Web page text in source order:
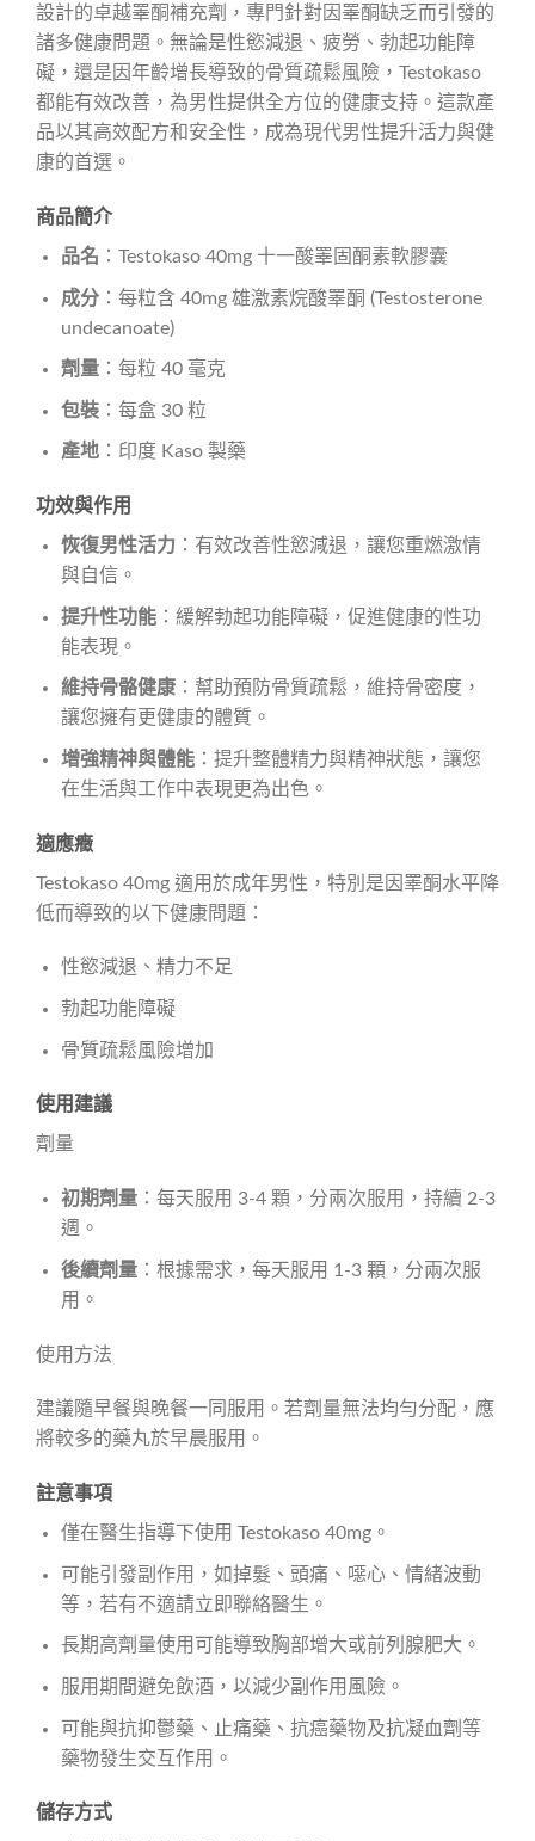
設計的卓越睪酮補充劑，專門針對因睪酮缺乏而引發的
諸多健康問題。無論是性慾減退、疲勞、勃起功能障
礙，還是因年齡增長導致的骨質疏鬆風險，Testokaso
都能有效改善，為男性提供全方位的健康支持。這款產
品以其高效配方和安全性，成為現代男性提升活力與健
康的首選。
商品簡介
品名 ：Testokaso 40mg 十一酸睪固酮素軟膠囊
成分：每粒含 40mg 雄激素烷酸睪酮 (Testosterone
undecanoate)
劑量：每粒 40 毫克
包裝：每盒 30 粒
產地：印度 Kaso 製藥
功效與作用
恢復男性活力 ：有效改善性慾減退，讓您重燃激情
與自信。
提升性功能：緩解勃起功能障礙，促進健康的性功
能表現。
維持骨骼健康：幫助預防骨質疏鬆，維持骨密度，
讓您擁有更健康的體質。
增強精神與體能：提升整體精力與精神狀態，讓您
在生活與工作中表現更為出色。
適應癥
Testokaso 40mg 適用於成年男性，特別是因睪酮水平降
低而導致的以下健康問題：
性慾減退、精力不足
勃起功能障礙
骨質疏鬆風險增加
使用建議
劑量
初期劑量：每天服用 3-4 顆，分兩次服用，持續 2-3
週。
後續劑量：根據需求，每天服用 1-3 顆，分兩次服
用。
使用方法
建議隨早餐與晚餐一同服用。若劑量無法均勻分配，應
將較多的藥丸於早晨服用。
註意事項
僅在醫生指導下使用 Testokaso 40mg。
可能引發副作用，如掉髮、頭痛、噁心、情緒波動
等，若有不適請立即聯絡醫生。
長期高劑量使用可能導致胸部增大或前列腺肥大。
服用期間避免飲酒，以減少副作用風險。
可能與抗抑鬱藥、止痛藥、抗癌藥物及抗凝血劑等
藥物發生交互作用。
儲存方式